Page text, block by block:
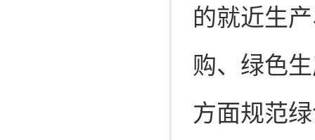
的就近生
购、绿色
方面规范